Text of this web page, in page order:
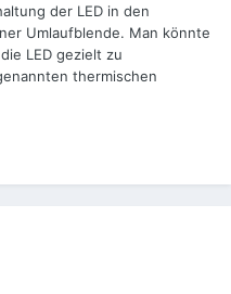
der LED in den
Umlaufblende. Man könnte
LED gezielt zu
thermischen